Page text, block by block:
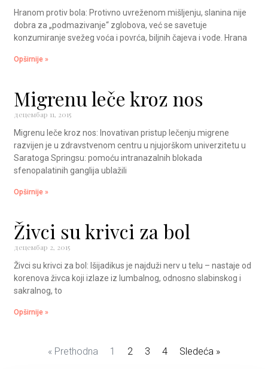
Hranom protiv bola: Protivno uvreženom mišljenju, slanina nije
dobra za „podmazivanje“ zglobova, već se savetuje
konzumiranje svežeg voća i povrća, biljnih čajeva i vode. Hrana
Opširnije »
Migrenu leče kroz nos
децембар 11, 2015
Migrenu leče kroz nos: Inovativan pristup lečenju migrene
razvijen je u zdravstvenom centru u njujorškom univerzitetu u
Saratoga Springsu: pomoću intranazalnih blokada
sfenopalatinih ganglija ublažili
Opširnije »
Živci su krivci za bol
децембар 2, 2015
Živci su krivci za bol: Išijadikus je najduži nerv u telu – nastaje od
korenova živca koji izlaze iz lumbalnog, odnosno slabinskog i
sakralnog, to
Opširnije »
« Prethodna 1 2 3 4 Sledeća »